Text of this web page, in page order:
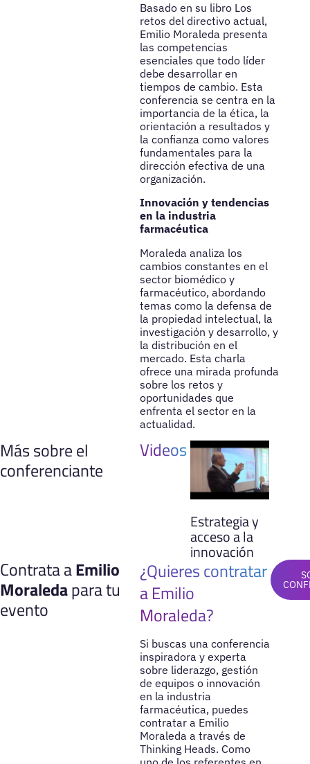
Basado en su libro Los
retos del directivo actual,
Emilio Moraleda presenta
las competencias
esenciales que todo líder
debe desarrollar en
tiempos de cambio. Esta
conferencia se centra en la
importancia de la ética, la
orientación a resultados y
la confianza como valores
fundamentales para la
dirección efectiva de una
organización.
Innovación y tendencias
en la industria
farmacéutica
Moraleda analiza los
cambios constantes en el
sector biomédico y
farmacéutico, abordando
temas como la defensa de
la propiedad intelectual, la
investigación y desarrollo, y
la distribución en el
mercado. Esta charla
ofrece una mirada profunda
sobre los retos y
oportunidades que
enfrenta el sector en la
actualidad.
Más sobre el
conferenciante
Videos
Estrategia y
acceso a la
innovación
Contrata aEmilio
Moraledapara tu
evento
¿Quieres contratar
a Emilio
Moraleda?
Si buscas una conferencia
inspiradora y experta
sobre liderazgo, gestión
de equipos o innovación
en la industria
farmacéutica, puedes
contratar a Emilio
Moraleda a través de
Thinking Heads. Como